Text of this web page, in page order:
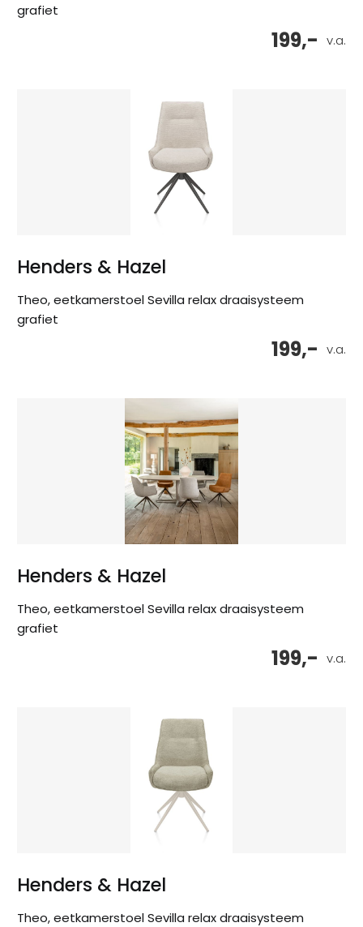
grafiet
v.a.
199,-
Henders & Hazel
Theo, eetkamerstoel Sevilla relax draaisysteem
grafiet
v.a.
199,-
Henders & Hazel
Theo, eetkamerstoel Sevilla relax draaisysteem
grafiet
v.a.
199,-
Henders & Hazel
Theo, eetkamerstoel Sevilla relax draaisysteem